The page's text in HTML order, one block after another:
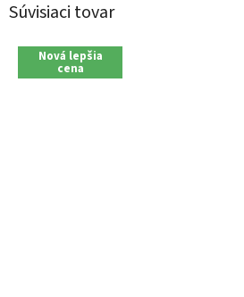
Súvisiaci tovar
Nová lepšia
cena